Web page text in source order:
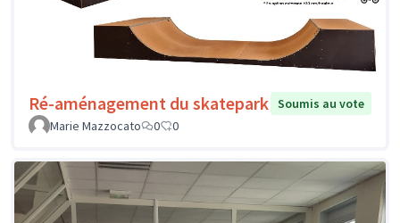
Ré-aménagement du skatepark Soumis au vote
Marie Mazzocato
0 0